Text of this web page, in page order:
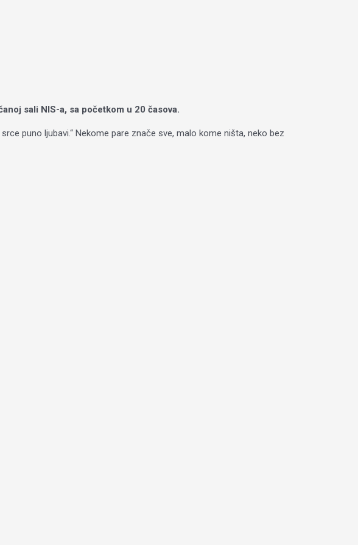
sali NIS-a, sa početkom u 20 časova.
puno ljubavi.“ Nekome pare znače sve, malo kome ništa, neko bez